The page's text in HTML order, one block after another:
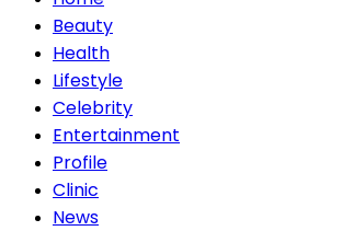
Beauty
Health
Lifestyle
Celebrity
Entertainment
Profile
Clinic
News